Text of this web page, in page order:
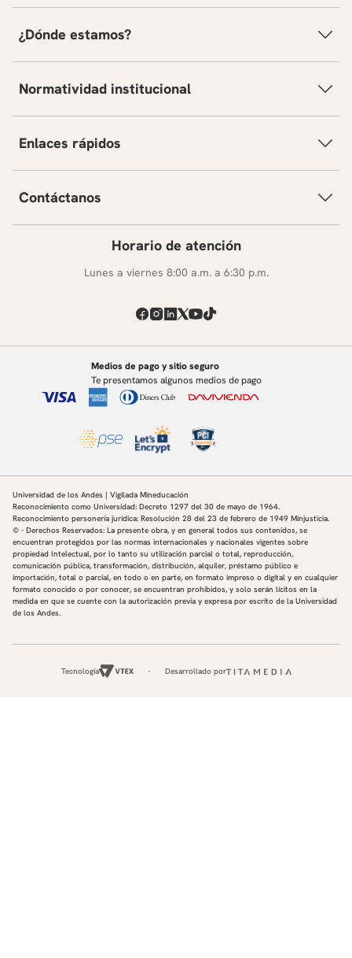
¿Dónde estamos?
Normatividad institucional
Enlaces rápidos
Contáctanos
Horario de atención
Lunes a viernes 8:00 a.m. a 6:30 p.m.
Medios de pago y sitio seguro
Te presentamos algunos medios de pago
Universidad de los Andes | Vigilada Mineducación
Reconocimiento como Universidad: Decreto 1297 del 30 de mayo de 1964.
Reconocimiento personería jurídica: Resolución 28 del 23 de febrero de 1949 Minjusticia.
© - Derechos Reservados: La presente obra, y en general todos sus contenidos, se
encuentran protegidos por las normas internacionales y nacionales vigentes sobre
propiedad Intelectual, por lo tanto su utilización parcial o total, reproducción,
comunicación pública, transformación, distribución, alquiler, préstamo público e
importación, total o parcial, en todo o en parte, en formato impreso o digital y en cualquier
formato conocido o por conocer, se encuentran prohibidos, y solo serán lícitos en la
medida en que se cuente con la autorización previa y expresa por escrito de la Universidad
de los Andes.
Tecnología Desarrollado por